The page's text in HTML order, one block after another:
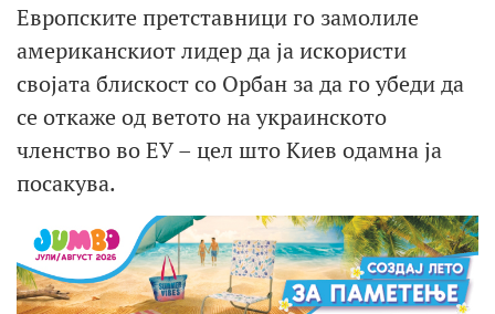
Европските претставници го замолиле
американскиот лидер да ја искористи
својата блискост со Орбан за да го убеди да
се откаже од ветото на украинското
членство во ЕУ – цел што Киев одамна ја
посакува.